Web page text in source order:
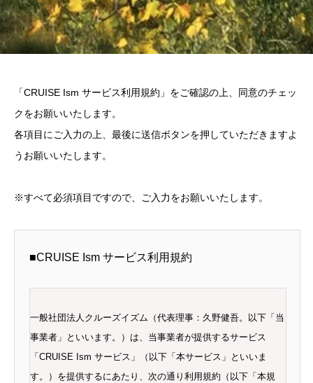
「CRUISE Ism サービス利用規約」をご確認の上、同意のチェッ
クをお願いいたします。
各項目にご入力の上、最後に送信ボタンを押していただきますよ
うお願いいたします。
※すべて必須項目ですので、ご入力をお願いいたします。
■CRUISE Ism サービス利用規約
​​一般社団法人クルーズイズム（代表理事：久野健吾。以下「当
事業者」といいます。）は、当事業者が提供するサービス
「CRUISE Ism サービス」（以下「本サービス」といいま
す。）を提供するにあたり、次の通り利用規約（以下「本規